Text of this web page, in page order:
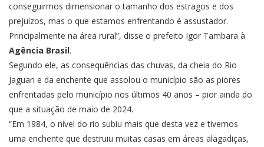
conseguirmos dimensionar o tamanho dos estragos e dos
prejuízos, mas o que estamos enfrentando é assustador.
Principalmente na área rural”, disse o prefeito Igor Tambara à
Agência Brasil.
Segundo ele, as consequências das chuvas, da cheia do Rio
Jaguari e da enchente que assolou o município são as piores
enfrentadas pelo município nos últimos 40 anos – pior ainda do
que a situação de maio de 2024.
“Em 1984, o nível do rio subiu mais que desta vez e tivemos
uma enchente que destruiu muitas casas em áreas alagadiças,